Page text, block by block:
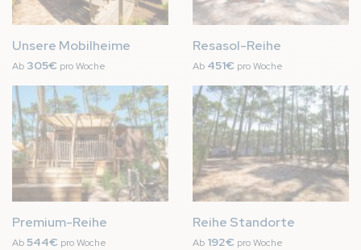
Unsere Mobilheime
Ab 305€ pro Woche
Resasol-Reihe
Ab 451€ pro Woche
Bild
Premium-Reihe
Ab544€ pro Woche
Bild
Reihe Standorte
Ab 192€ pro Woche